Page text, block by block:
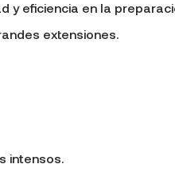
y eficiencia en la
extensiones.
intensos.